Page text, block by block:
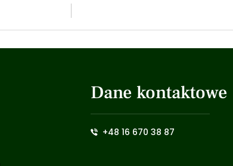
Dane kontaktowe
+48 16 670 38 87